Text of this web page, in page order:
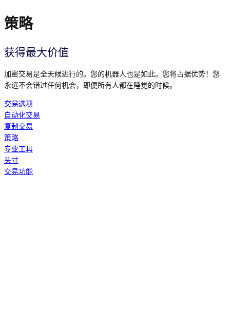
策略
获得最大价值
加密交易是全天候进行的。您的机器人也是如此。您将占据优势！您
永远不会错过任何机会，即便所有人都在睡觉的时候。
交易选项
自动化交易
复制交易
策略
专业工具
头寸
交易功能